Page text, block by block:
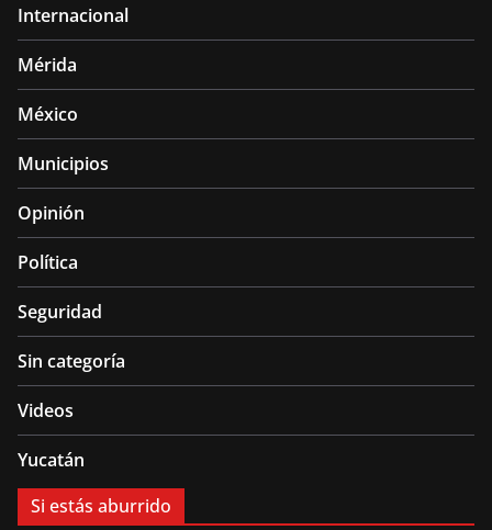
Internacional
Mérida
México
Municipios
Opinión
Política
Seguridad
Sin categoría
Videos
Yucatán
Si estás aburrido